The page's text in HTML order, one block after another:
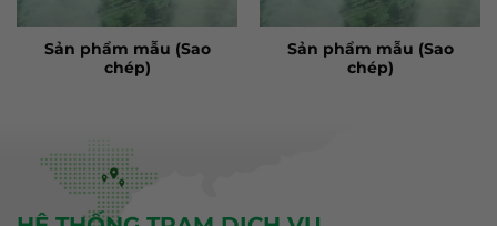
Sản phẩm mẫu (Sao
chép)
Sản phẩm mẫu (Sao
chép)